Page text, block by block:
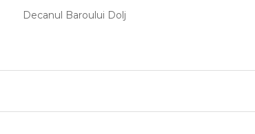
Decanul Baroului Dolj